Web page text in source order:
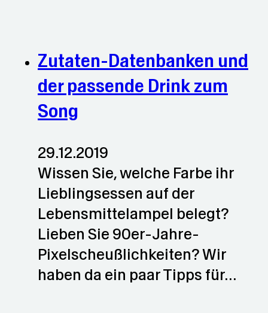
Zutaten-Datenbanken und
der passende Drink zum
Song
29.12.2019
Wissen Sie, welche Farbe ihr
Lieblingsessen auf der
Lebensmittelampel belegt?
Lieben Sie 90er-Jahre-
Pixelscheußlichkeiten? Wir
haben da ein paar Tipps für…